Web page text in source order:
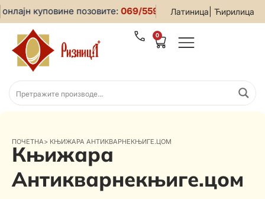
Латиница Ћирилица
куповине позовите:069/5599-019• За све
0
ПОЧЕТНА> КЊИЖАРА АНТИКВАРНЕКЊИГЕ.ЦОМ
Књижара
Антикварнекњиге.цом